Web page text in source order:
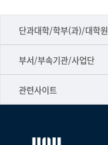
목,
록
단과대학/학부(과)/대학원
■인문대학
▷국어국문학부
▷일본어·일본학과
▷프랑스어·프랑스학과
부서/부속기관/사업단
공동기기센터
공학교육혁신센터
관련사이트
건강가정지원센터
교수협의회